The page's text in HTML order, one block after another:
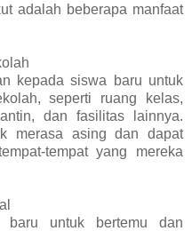
adalah beberapa manfaat
kepada siswa baru untuk
seperti ruang kelas,
dan fasilitas lainnya.
merasa asing dan dapat
tempat yang mereka
baru untuk bertemu dan